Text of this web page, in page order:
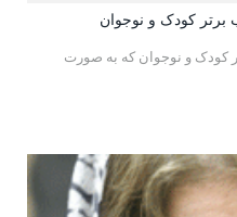
برتر کودک و نوجوان
کودک و نوجوان که به صورت